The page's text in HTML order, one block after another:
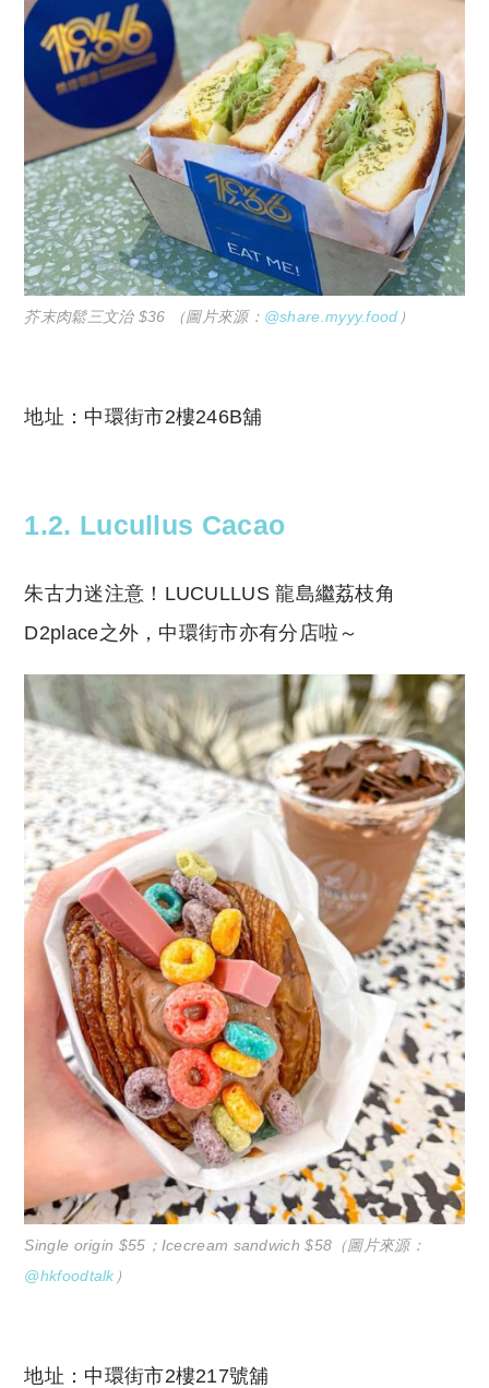
芥末肉鬆三文治 $36 （圖片來源： @share.myyy.food ）
地址：中環街市2樓246B舖
1.2. Lucullus Cacao
朱古力迷注意！LUCULLUS 龍島繼荔枝角
D2place之外，中環街市亦有分店啦～
Single origin $55；Icecream sandwich $58（圖片來源：
@hkfoodtalk ）
地址：中環街市2樓217號舖